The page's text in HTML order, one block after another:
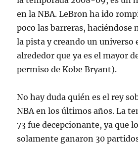
en la NBA. LeBron ha ido
poco las barreras, haciéndose
la pista y creando un universo
alrededor que ya es el mayor
permiso de Kobe Bryant).
No hay duda quién es el rey
NBA en los últimos años. La
73 fue decepcionante, ya que
solamente ganaron 30